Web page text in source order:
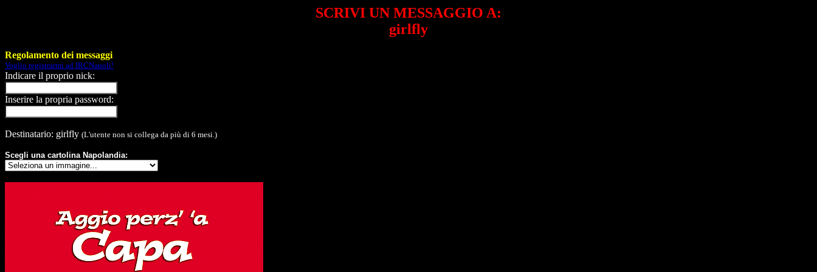
SCRIVI UN MESSAGGIO A:
girlfly
Regolamento dei messaggi
Voglio registrarmi ad IRCNapoli!
Indicare il proprio nick:
Inserire la propria password:
Destinatario: girlfly (L'utente non si collega da più di 6 mesi.)
Scegli una cartolina Napolandia: